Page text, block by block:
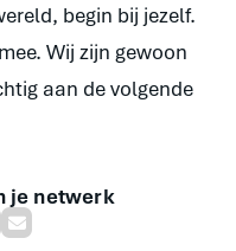
begin bij jezelf.
Wij zijn gewoon
aan de volgende
je netwerk